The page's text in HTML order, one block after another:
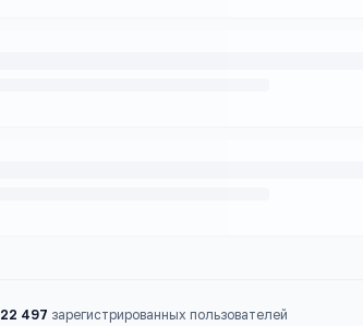
22 497 зарегистрированных пользователей